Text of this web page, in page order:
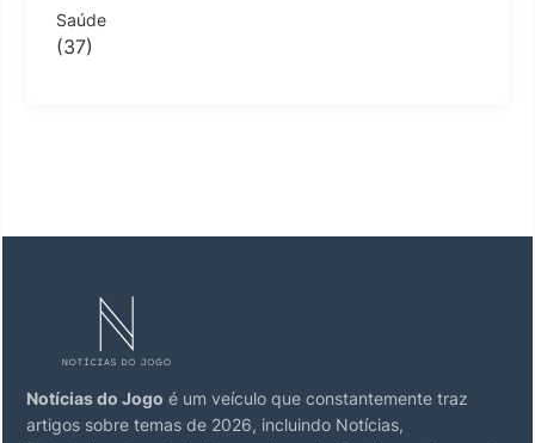
Saúde
(37)
Notícias do Jogo é um veículo que constantemente traz
artigos sobre temas de 2026, incluindo Notícias,